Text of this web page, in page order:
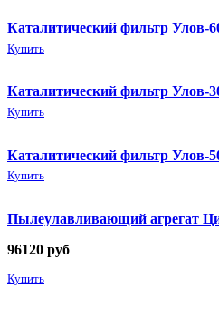
Каталитический фильтр Улов-
Купить
Каталитический фильтр Улов-
Купить
Каталитический фильтр Улов-
Купить
Пылеулавливающий агрегат
96120 руб
Купить